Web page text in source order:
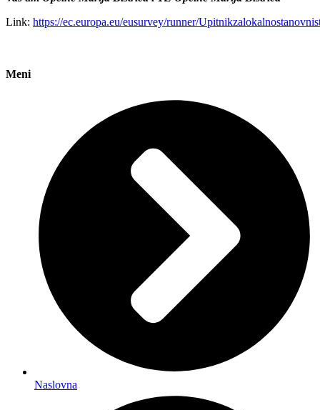
Link: https://ec.europa.eu/eusurvey/runner/
Meni
Naslovna